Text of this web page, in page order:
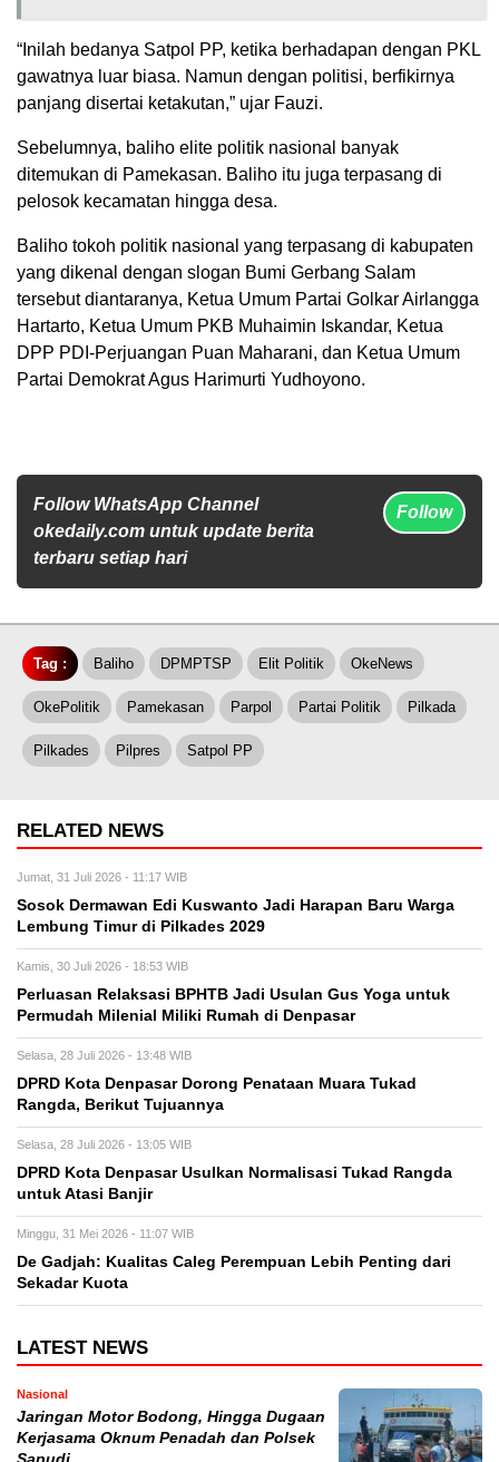
“Inilah bedanya Satpol PP, ketika berhadapan dengan PKL
gawatnya luar biasa. Namun dengan politisi, berfikirnya
panjang disertai ketakutan,” ujar Fauzi.
Sebelumnya, baliho elite politik nasional banyak
ditemukan di Pamekasan. Baliho itu juga terpasang di
pelosok kecamatan hingga desa.
Baliho tokoh politik nasional yang terpasang di kabupaten
yang dikenal dengan slogan Bumi Gerbang Salam
tersebut diantaranya, Ketua Umum Partai Golkar Airlangga
Hartarto, Ketua Umum PKB Muhaimin Iskandar, Ketua
DPP PDI-Perjuangan Puan Maharani, dan Ketua Umum
Partai Demokrat Agus Harimurti Yudhoyono.
Follow WhatsApp Channel
okedaily.com untuk update berita
terbaru setiap hari
Follow
Tag : Baliho DPMPTSP Elit Politik OkeNews
OkePolitik Pamekasan Parpol Partai Politik Pilkada
Pilkades Pilpres Satpol PP
RELATED NEWS
Jumat, 31 Juli 2026 - 11:17 WIB
Sosok Dermawan Edi Kuswanto Jadi Harapan Baru Warga
Lembung Timur di Pilkades 2029
Kamis, 30 Juli 2026 - 18:53 WIB
Perluasan Relaksasi BPHTB Jadi Usulan Gus Yoga untuk
Permudah Milenial Miliki Rumah di Denpasar
Selasa, 28 Juli 2026 - 13:48 WIB
DPRD Kota Denpasar Dorong Penataan Muara Tukad
Rangda, Berikut Tujuannya
Selasa, 28 Juli 2026 - 13:05 WIB
DPRD Kota Denpasar Usulkan Normalisasi Tukad Rangda
untuk Atasi Banjir
Minggu, 31 Mei 2026 - 11:07 WIB
De Gadjah: Kualitas Caleg Perempuan Lebih Penting dari
Sekadar Kuota
LATEST NEWS
Nasional
Jaringan Motor Bodong, Hingga Dugaan
Kerjasama Oknum Penadah dan Polsek